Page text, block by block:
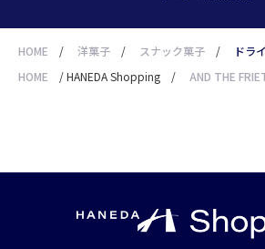
HOME / 洋菓子 / スナック菓子 /
ドラ
HOME
/HANEDA Shopping / AND THE